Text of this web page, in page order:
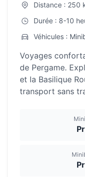
Distance : 250
Durée : 8-10
Véhicules :
Voyages
de Pergame.
et la Basilique
transport sans